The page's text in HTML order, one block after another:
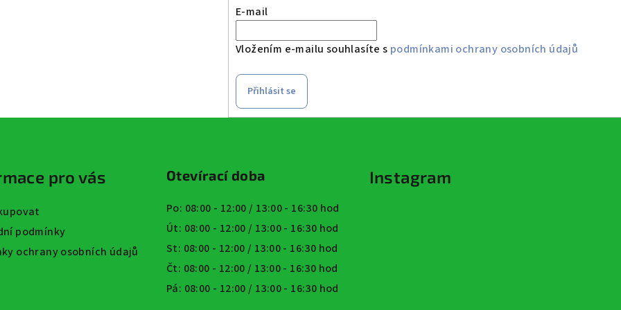
E-mail
Vložením e-mailu souhlasíte s podmínkami ochrany osobních údajů
Přihlásit se
pro vás
podmínky
ochrany osobních údajů
Otevírací doba
Po: 08:00 - 12:00 / 13:00 - 16:30 hod
Út: 08:00 - 12:00 / 13:00 - 16:30 hod
St: 08:00 - 12:00 / 13:00 - 16:30 hod
Čt: 08:00 - 12:00 / 13:00 - 16:30 hod
Pá: 08:00 - 12:00 / 13:00 - 16:30 hod
Instagram